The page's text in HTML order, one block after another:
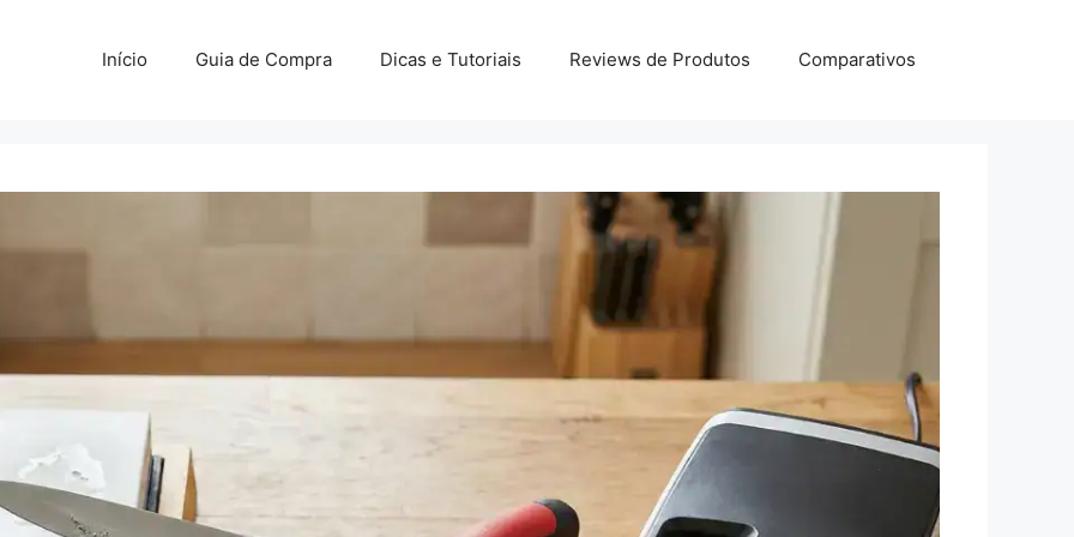
Início Guia de Compra Dicas e Tutoriais Reviews de Produtos Comparativos